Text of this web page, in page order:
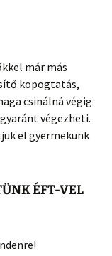
már más
kopogtatás,
csinálná végig
végezheti.
el gyermekünk
ÉFT-VEL